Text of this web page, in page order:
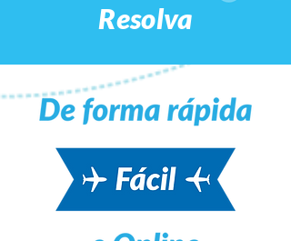
Resolva